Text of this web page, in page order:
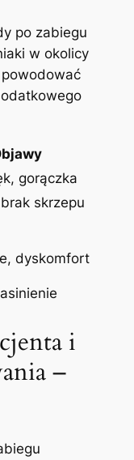
po zabiegu
w okolicy
gorączka
skrzepu
dyskomfort
⁤i
–